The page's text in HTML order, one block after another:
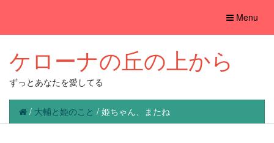
Toggle
Menu
ケローナの丘の上から
ずっとあなたを愛してる
/ 大輔と姫のこと / 姫ちゃん、またね